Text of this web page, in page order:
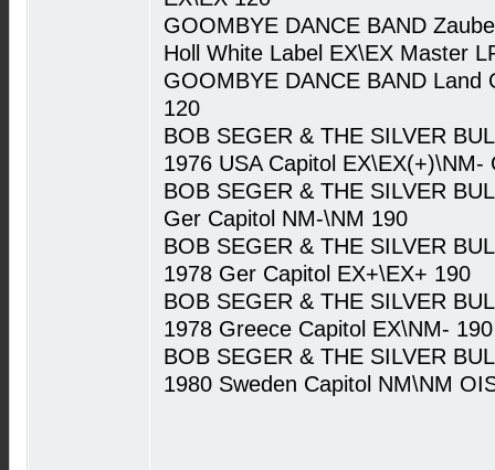
GOOMBYE DANCE BAND
Holl White Label EX\EX Master
GOOMBYE DANCE BAND Land
120
BOB SEGER & THE SILVER
1976 USA Capitol EX\EX(+)\NM-
BOB SEGER & THE SILVER
Ger Capitol NM-\NM 190
BOB SEGER & THE SILVER
1978 Ger Capitol EX+\EX+ 190
BOB SEGER & THE SILVER
1978 Greece Capitol EX\NM- 190
BOB SEGER & THE SILVER
1980 Sweden Capitol NM\NM